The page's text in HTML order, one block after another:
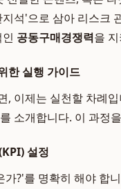
석'으로 삼아 리스크
공동구매경쟁력을
한 실행 가이드
, 이제는 실천할 차례
소개합니다. 이 과정
설정
가?'를 명확히 해야 합